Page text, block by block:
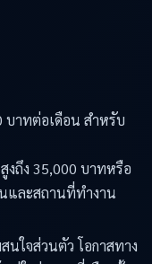
บาทต่อเดือน สำหรับ
งถึง 35,000 บาทหรือ
และสถานที่ทำงาน
นใจส่วนตัว โอกาสทาง